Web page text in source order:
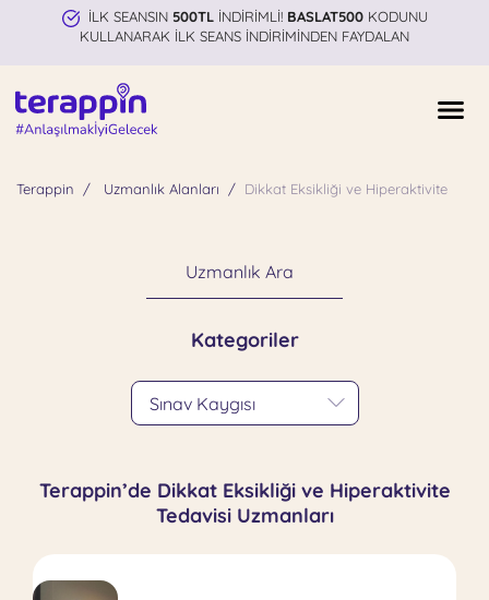
İLK SEANSIN 500TLİNDİRİMLİ! BASLAT500KODUNU
KULLANARAK İLK SEANS İNDİRİMİNDEN FAYDALAN
Terappin Uzmanlık Alanları Dikkat Eksikliği ve Hiperaktivite
Uzmanlık Ara
Kategoriler
Terappin’de Dikkat Eksikliği ve Hiperaktivite
Tedavisi Uzmanları